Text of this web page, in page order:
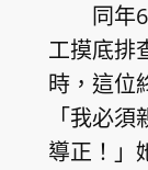
同年
工摸底排
時，這位
「我必
導正！」